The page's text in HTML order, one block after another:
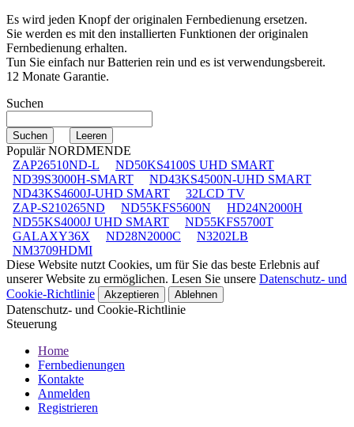
Es wird jeden Knopf der originalen Fernbedienung ersetzen.
Sie werden es mit den installierten Funktionen der originalen
Fernbedienung erhalten.
Tun Sie einfach nur Batterien rein und es ist verwendungsbereit.
12 Monate Garantie.
Suchen
Populär NORDMENDE
ZAP26510ND-L
ND50KS4100S UHD SMART
ND39S3000H-SMART
ND43KS4500N-UHD SMART
ND43KS4600J-UHD SMART
32LCD TV
ZAP-S210265ND
ND55KFS5600N
HD24N2000H
ND55KS4000J UHD SMART
ND55KFS5700T
GALAXY36X
ND28N2000C
N3202LB
NM3709HDMI
Diese Website nutzt Cookies, um für Sie das beste Erlebnis auf
unserer Website zu ermöglichen. Lesen Sie unsere Datenschutz- und
Cookie-Richtlinie
Akzeptieren Ablehnen
Datenschutz- und Cookie-Richtlinie
Steuerung
Home
Fernbedienungen
Kontakte
Anmelden
Registrieren